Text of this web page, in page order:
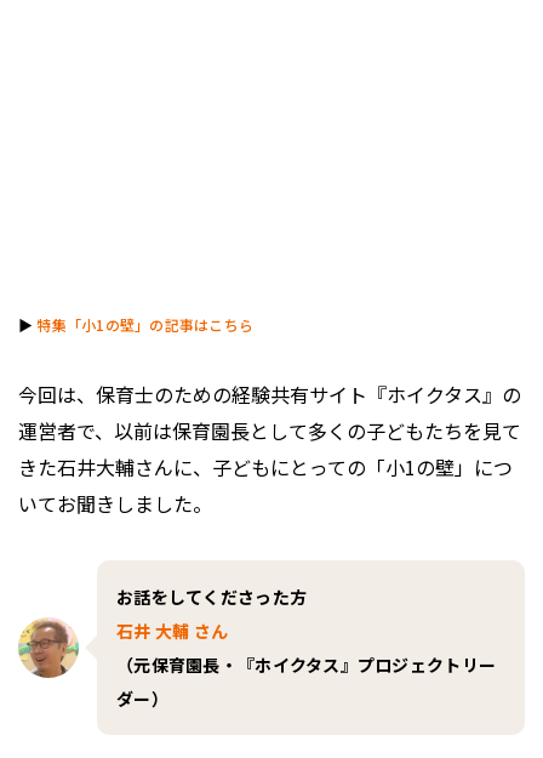
▶︎ 特集「小1の壁」の記事はこちら
今回は、保育士のための経験共有サイト『ホイクタス』の
運営者で、以前は保育園長として多くの子どもたちを見て
きた石井大輔さんに、子どもにとっての「小1の壁」につ
いてお聞きしました。
お話をしてくださった方
石井 大輔 さん
（元保育園長・『ホイクタス』プロジェクトリー
ダー）